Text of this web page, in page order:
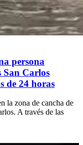
persona
San Carlos
de 24 horas
la zona de cancha de
A través de las